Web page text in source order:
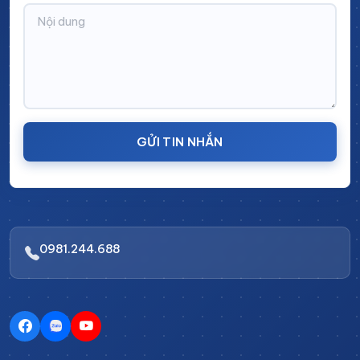
bên trong tủ có thiết kế lỗ thoáng khí giúp tản
Cửa mở hai bên linh hoạt: Giúp thao tác lấy và
đặt ắc quy dễ dàng, thuận tiện trong quá trình sử
dụng.
3. Hệ thống bánh xe di chuyển linh hoạt
di chuyển tủ dễ dàng, thuận tiện khi cần thay đổi
Bánh xe có khóa cố định, giúp tủ đứng vững chắc,
không bị xê dịch khi sử dụng.
GỬI TIN NHẮN
0981.244.688